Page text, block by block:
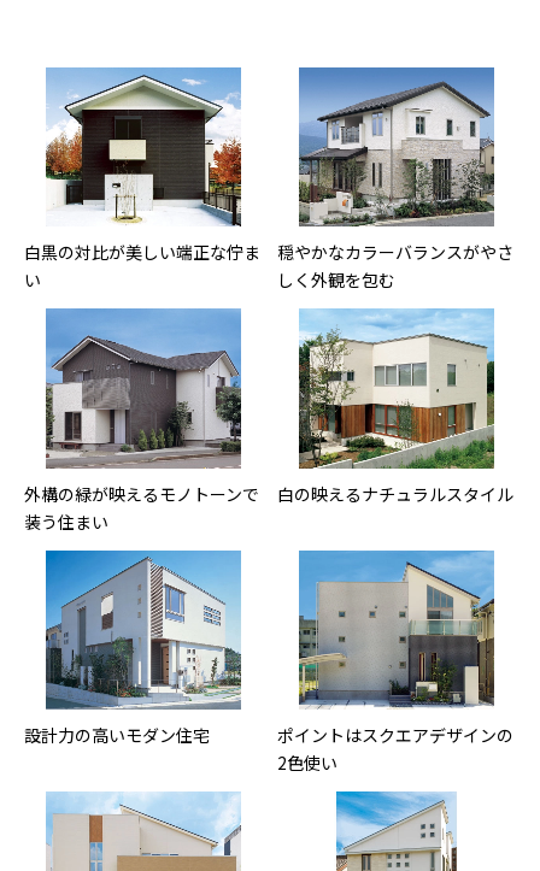
白黒の対比が美しい端正な佇ま
い
穏やかなカラーバランスがやさ
しく外観を包む
外構の緑が映えるモノトーンで
装う住まい
白の映えるナチュラルスタイル
設計力の高いモダン住宅
ポイントはスクエアデザインの
2色使い